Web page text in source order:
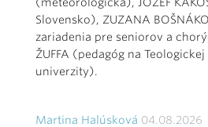
Slovensko), ZUZANA
zariadenia pre seniorov a
ŽUFFA (pedagóg na
univerzity).
Martina Halúsková 04.08.2026